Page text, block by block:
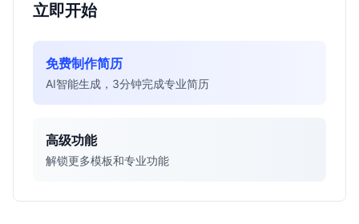
立即开始
免费制作简历
AI智能生成，3分钟完成专业简历
高级功能
解锁更多模板和专业功能